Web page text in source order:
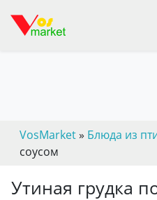
VosMarket» Блюда из
соусом
Утиная грудка